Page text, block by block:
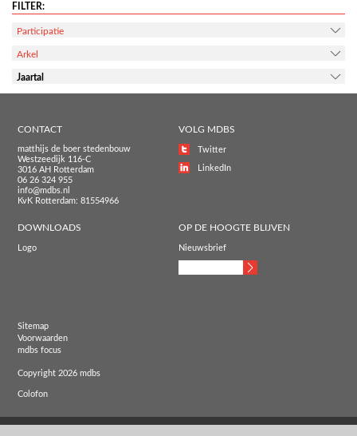
FILTER:
Participatie
Arkel
Jaartal
CONTACT
matthijs de boer stedenbouw
Westzeedijk 116-C
3016 AH Rotterdam
06 26 324 955
info@mdbs.nl
KvK Rotterdam: 81554966
VOLG MDBS
Twitter
LinkedIn
DOWNLOADS
Logo
OP DE HOOGTE BLIJVEN
Nieuwsbrief
Sitemap
Voorwaarden
mdbs focus
Copyright 2026 mdbs
Colofon